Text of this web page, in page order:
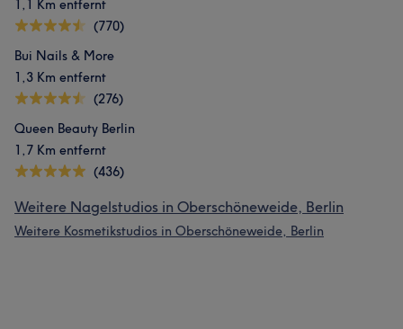
1,1 Km entfernt
(770)
Bui Nails & More
1,3 Km entfernt
(276)
Queen Beauty Berlin
1,7 Km entfernt
(436)
Weitere Nagelstudios in Oberschöneweide, Berlin
Weitere Kosmetikstudios in Oberschöneweide, Berlin